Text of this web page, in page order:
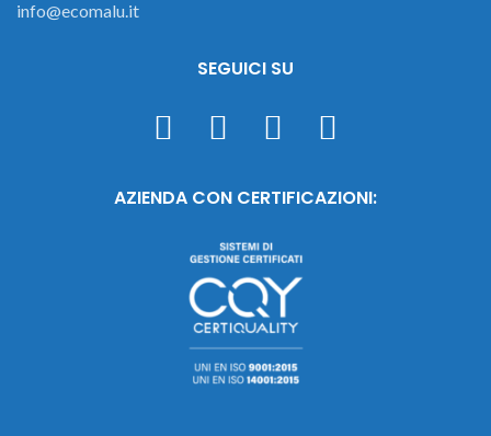
info@ecomalu.it
SEGUICI SU
AZIENDA CON CERTIFICAZIONI: